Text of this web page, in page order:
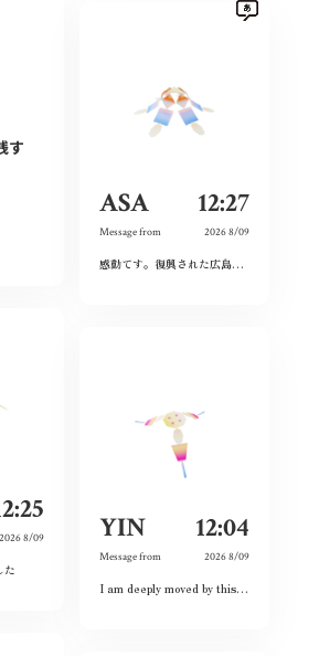
す
ASA 12:27
Message from 2026 8/09
感動てす。復興された広島人の底力と企業力を改めて知らされました！
2026 8/09
た
YIN 12:04
Message from 2026 8/09
I am deeply moved by this exhibition because I have witnessed the spirit of courage and never-give-up among the land and the people. Although this city had once completely destroyed, but the people still believed the future and ordinary lives. That’s what I love this city so much and today is my second time visiting Hiroshima 🥰❤️